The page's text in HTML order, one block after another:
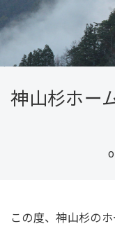
神山杉ホー
この度、神山杉の